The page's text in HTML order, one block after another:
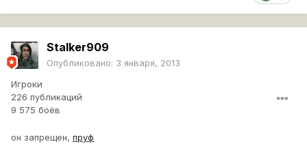
Stalker909
Опубликовано: 3 января, 2013
Игроки
226 публикаций
9 575 боёв
он запрещен, пруф